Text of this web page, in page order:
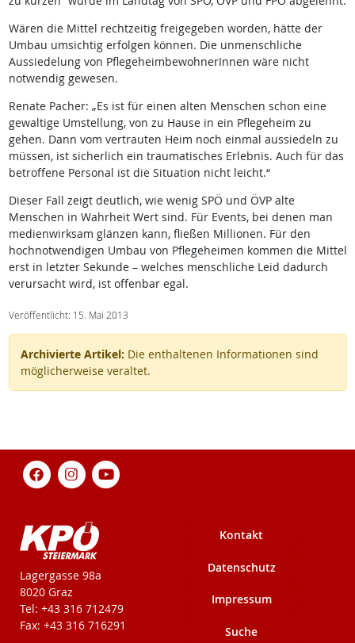
Wären die Mittel rechtzeitig freigegeben worden, hätte der
Umbau umsichtig erfolgen können. Die unmenschliche
Aussiedelung von PflegeheimbewohnerInnen wäre nicht
notwendig gewesen.
Renate Pacher: „Es ist für einen alten Menschen schon eine
gewaltige Umstellung, von zu Hause in ein Pflegeheim zu
gehen. Dann vom vertrauten Heim noch einmal aussiedeln zu
müssen, ist sicherlich ein traumatisches Erlebnis. Auch für das
betroffene Personal ist die Situation nicht leicht.“
Dieser Fall zeigt deutlich, wie wenig SPÖ und ÖVP alte
Menschen in Wahrheit Wert sind. Für Events, bei denen man
medienwirksam glänzen kann, fließen Millionen. Für den
hochnotwendigen Umbau von Pflegeheimen kommen die Mittel
erst in letzter Sekunde – welches menschliche Leid dadurch
verursacht wird, ist offenbar egal.
Veröffentlicht: 15. Mai 2013
Archivierte Artikel: Die enthaltenen Informationen sind
möglicherweise veraltet.
KPÖ-Steiermark
Lagergasse 98a
8020 Graz
Tel: +43 316 712479
Fax: +43 316 716291
Kontakt
Datenschutz
Impressum
Suche